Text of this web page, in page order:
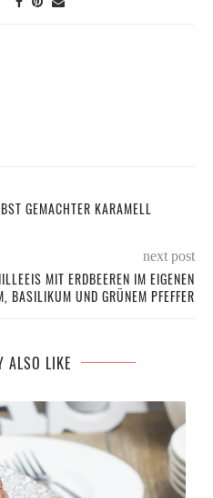
GEMACHTER KARAMELL
next post
MIT ERDBEEREN IM EIGENEN
BASILIKUM UND GRÜNEM PFEFFER
ALSO LIKE